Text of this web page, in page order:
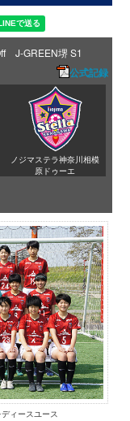
J-GREEN堺 S1
公式記録
ノジマステラ神奈川相模
原ドゥーエ
ィースユース